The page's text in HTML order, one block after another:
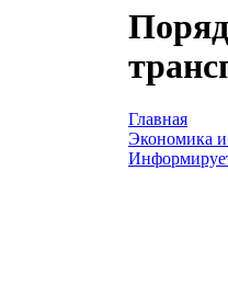
Главная
Экономика